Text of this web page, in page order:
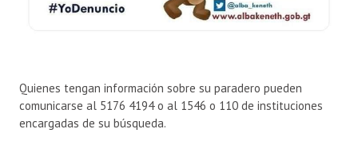
Quienes tengan información sobre su paradero pueden
comunicarse al 5176 4194 o al 1546 o 110 de instituciones
encargadas de su búsqueda.